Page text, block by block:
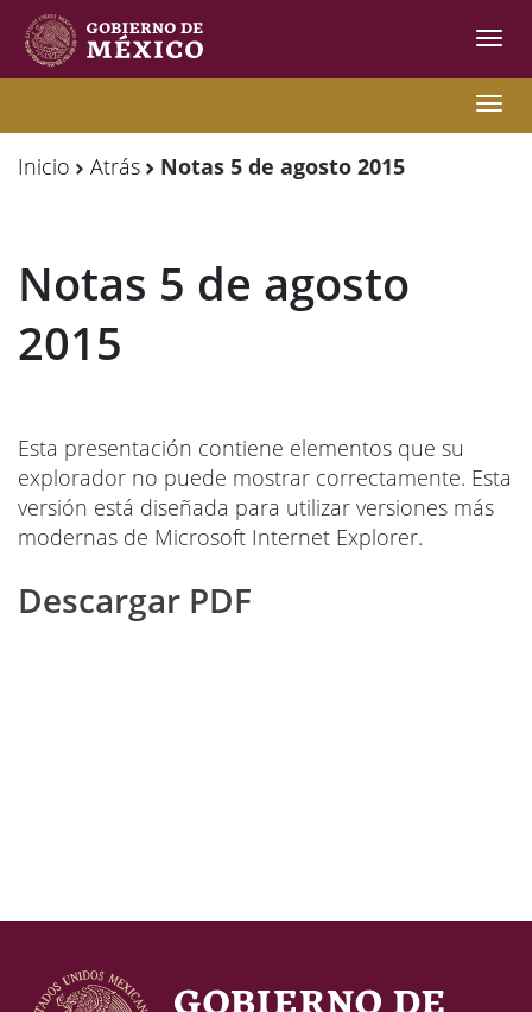
de
Y
Movilidades
de
Y
Movilidades
Inicio Atrás Notas 5 de agosto 2015
Notas 5 de agosto
2015
Esta presentación contiene elementos que su
explorador no puede mostrar correctamente. Esta
versión está diseñada para utilizar versiones más
modernas de Microsoft Internet Explorer.
Descargar PDF